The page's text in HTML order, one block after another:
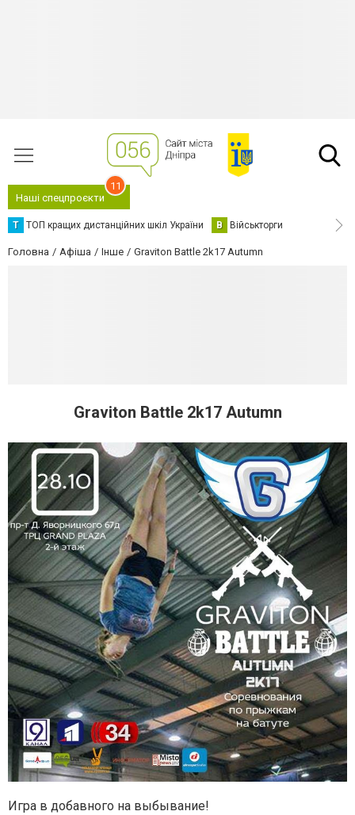
Наші спецпроєкти
11
Т ТОП кращих дистанційних шкіл України В Військторги
Головна Афіша Інше Graviton Battle 2k17 Autumn
Graviton Battle 2k17 Autumn
Игра в добавного на выбывание!